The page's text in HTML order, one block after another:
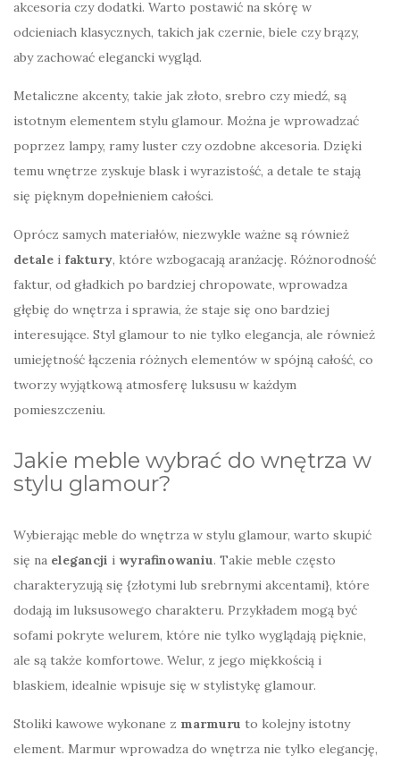
akcesoria czy dodatki. Warto postawić na skórę w
odcieniach klasycznych, takich jak czernie, biele czy brązy,
aby zachować elegancki wygląd.
Metaliczne akcenty, takie jak złoto, srebro czy miedź, są
istotnym elementem stylu glamour. Można je wprowadzać
poprzez lampy, ramy luster czy ozdobne akcesoria. Dzięki
temu wnętrze zyskuje blask i wyrazistość, a detale te stają
się pięknym dopełnieniem całości.
Oprócz samych materiałów, niezwykle ważne są również
detale i faktury, które wzbogacają aranżację. Różnorodność
faktur, od gładkich po bardziej chropowate, wprowadza
głębię do wnętrza i sprawia, że staje się ono bardziej
interesujące. Styl glamour to nie tylko elegancja, ale również
umiejętność łączenia różnych elementów w spójną całość, co
tworzy wyjątkową atmosferę luksusu w każdym
pomieszczeniu.
Jakie meble wybrać do wnętrza w
stylu glamour?
Wybierając meble do wnętrza w stylu glamour, warto skupić
się na elegancji i wyrafinowaniu. Takie meble często
charakteryzują się {złotymi lub srebrnymi akcentami}, które
dodają im luksusowego charakteru. Przykładem mogą być
sofami pokryte welurem, które nie tylko wyglądają pięknie,
ale są także komfortowe. Welur, z jego miękkością i
blaskiem, idealnie wpisuje się w stylistykę glamour.
Stoliki kawowe wykonane z marmuru to kolejny istotny
element. Marmur wprowadza do wnętrza nie tylko elegancję,